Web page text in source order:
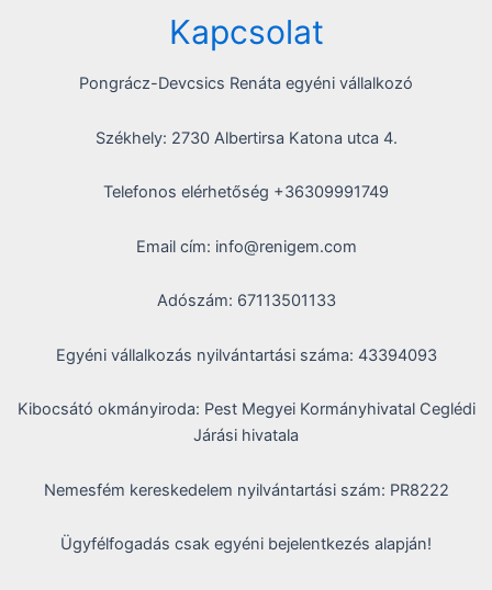
Kapcsolat
Pongrácz-Devcsics Renáta egyéni vállalkozó
Székhely: 2730 Albertirsa Katona utca 4.
Telefonos elérhetőség +36309991749
Email cím: info@renigem.com
Adószám: 67113501133
Egyéni vállalkozás nyilvántartási száma: 43394093
Kibocsátó okmányiroda: Pest Megyei Kormányhivatal Ceglédi
Járási hivatala
Nemesfém kereskedelem nyilvántartási szám: PR8222
Ügyfélfogadás csak egyéni bejelentkezés alapján!